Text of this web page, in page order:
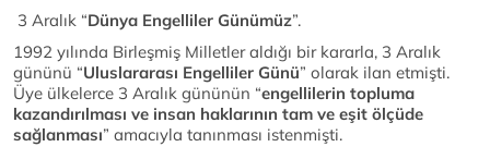
3 Aralık “Dünya Engelliler Günümüz”.
1992 yılında Birleşmiş Milletler aldığı bir kararla, 3 Aralık
gününü “Uluslararası Engelliler Günü” olarak ilan etmişti.
Üye ülkelerce 3 Aralık gününün “engellilerin topluma
kazandırılması ve insan haklarının tam ve eşit ölçüde
sağlanması” amacıyla tanınması istenmişti.